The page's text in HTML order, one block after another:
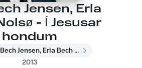
Jensen, Erla
- Í Jesusar
hondum
Árni Bech Jensen, Erla Bech Nolsø
2013